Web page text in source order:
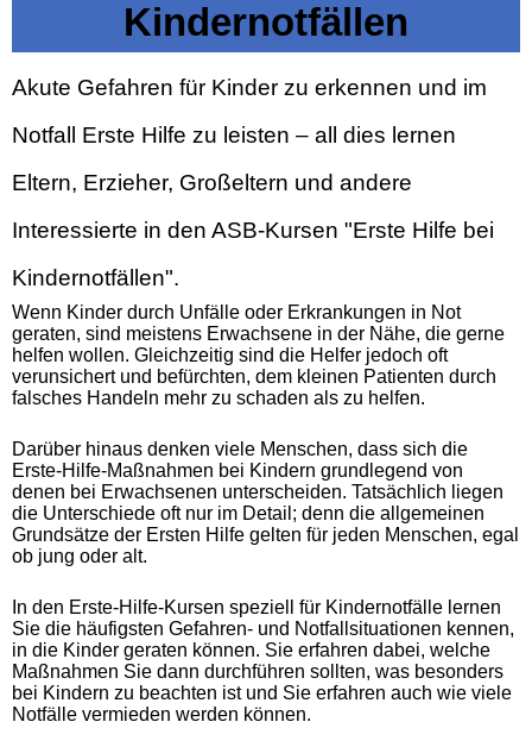
Kindernotfällen
Akute Gefahren für Kinder zu erkennen und im
Notfall Erste Hilfe zu leisten – all dies lernen
Eltern, Erzieher, Großeltern und andere
Interessierte in den ASB-Kursen "Erste Hilfe bei
Kindernotfällen".
Wenn Kinder durch Unfälle oder Erkrankungen in Not
geraten, sind meistens Erwachsene in der Nähe, die gerne
helfen wollen. Gleichzeitig sind die Helfer jedoch oft
verunsichert und befürchten, dem kleinen Patienten durch
falsches Handeln mehr zu schaden als zu helfen.
Darüber hinaus denken viele Menschen, dass sich die
Erste-Hilfe-Maßnahmen bei Kindern grundlegend von
denen bei Erwachsenen unterscheiden. Tatsächlich liegen
die Unterschiede oft nur im Detail; denn die allgemeinen
Grundsätze der Ersten Hilfe gelten für jeden Menschen, egal
ob jung oder alt.
In den Erste-Hilfe-Kursen speziell für Kindernotfälle lernen
Sie die häufigsten Gefahren- und Notfallsituationen kennen,
in die Kinder geraten können. Sie erfahren dabei, welche
Maßnahmen Sie dann durchführen sollten, was besonders
bei Kindern zu beachten ist und Sie erfahren auch wie viele
Notfälle vermieden werden können.